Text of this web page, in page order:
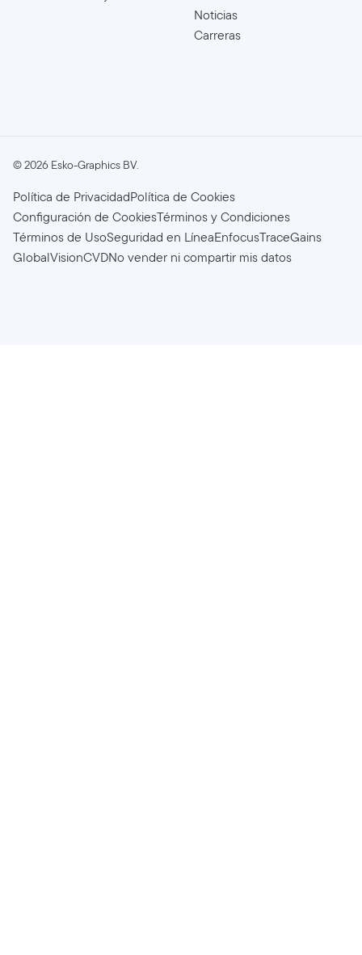
Noticias
Carreras
©2026 Esko-Graphics BV.
Política de PrivacidadPolítica de Cookies
Configuración de CookiesTérminos y Condiciones
Términos de UsoSeguridad en LíneaEnfocusTraceGains
GlobalVisionCVDNo vender ni compartir mis datos